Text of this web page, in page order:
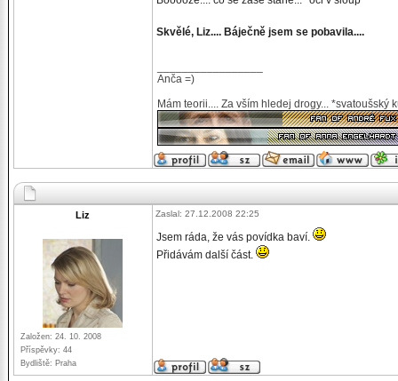
Skvělé, Liz.... Báječně jsem se pobavila....
Anča =)
Mám teorii.... Za vším hledej drogy... *svatoušský
Liz
Založen: 24. 10. 2008
Příspěvky: 44
Bydliště: Praha
Zaslal: 27.12.2008 22:25
Jsem ráda, že vás povídka baví.
Přidávám další část.